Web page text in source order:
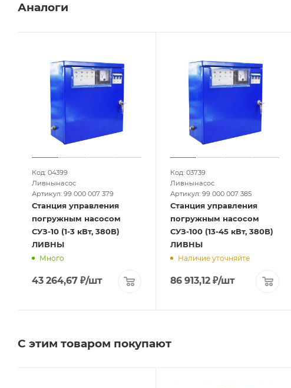
Аналоги
Код: 04399
Ливнынасос
Артикул: 99 000 007 379
Станция управления
погружным насосом
СУЗ-10 (1-3 кВт, 380В)
ЛИВНЫ
Много
43 264,67 ₽/шт
Код: 03739
Ливнынасос
Артикул: 99 000 007 385
Станция управления
погружным насосом
СУЗ-100 (13-45 кВт, 380В)
ЛИВНЫ
Наличие уточняйте
86 913,12₽/шт
С этим товаром покупают